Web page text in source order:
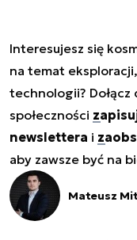
Interesujesz się
na temat
technologii? Dołącz
społeczności
newslettera i
aby zawsze być na
Mateusz